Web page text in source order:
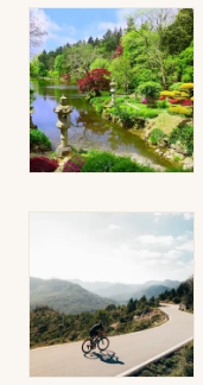
Magazine à La
85 - Vendée
Choisir mes